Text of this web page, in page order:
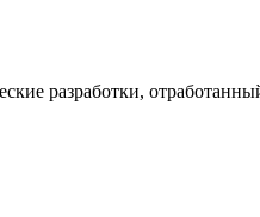
разработки,